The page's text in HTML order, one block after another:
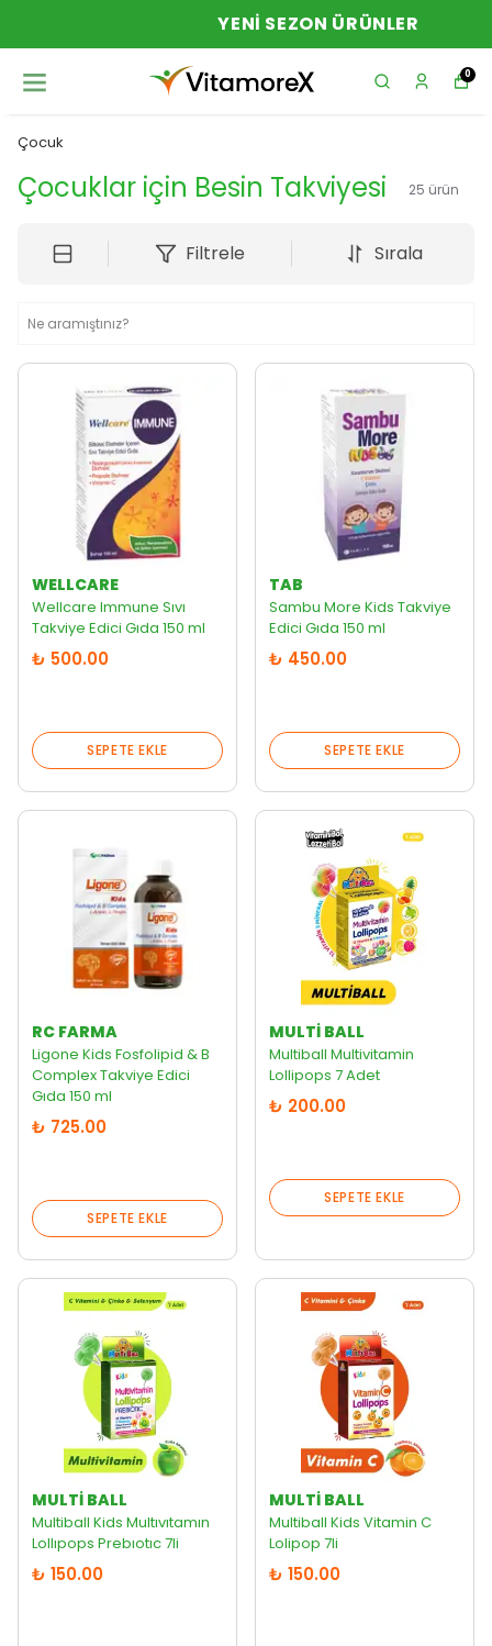
YENI SEZON ÜRÜNLER
0
Çocuk
Çocuklar için Besin Takviyesi 25 ürün
Filtrele Sırala
WELLCARE
Wellcare Immune Sıvı
Takviye Edici Gıda 150 ml
₺ 500.00
SEPETE EKLE
TAB
Sambu More Kids Takviye
Edici Gıda 150 ml
₺ 450.00
SEPETE EKLE
RC FARMA
Ligone Kids Fosfolipid & B
Complex Takviye Edici
Gıda 150 ml
₺ 725.00
SEPETE EKLE
MULTI BALL
Multiball Multivitamin
Lollipops 7 Adet
₺ 200.00
SEPETE EKLE
MULTI BALL
Multiball Kids Multıvıtamın
Lollıpops Prebıotıc 7li
₺ 150.00
MULTI BALL
Multiball Kids Vitamin C
Lolipop 7li
₺ 150.00